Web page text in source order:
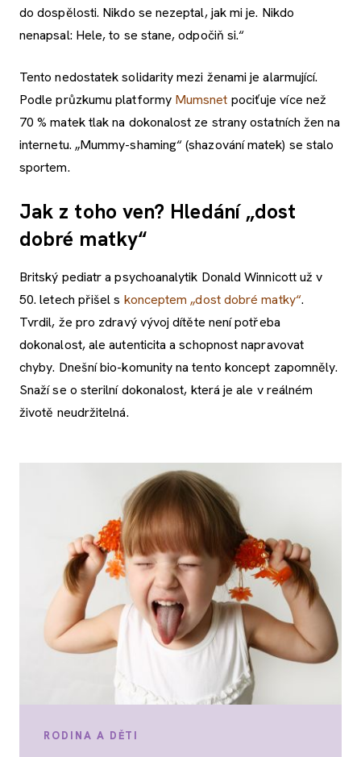
do dospělosti. Nikdo se nezeptal, jak mi je. Nikdo
nenapsal: Hele, to se stane, odpočiň si.“
Tento nedostatek solidarity mezi ženami je alarmující.
Podle průzkumu platformy Mumsnet pociťuje více než
70 % matek tlak na dokonalost ze strany ostatních žen na
internetu. „Mummy-shaming“ (shazování matek) se stalo
sportem.
Jak z toho ven? Hledání „dost
dobré matky“
Britský pediatr a psychoanalytik Donald Winnicott už v
50. letech přišel s konceptem „dost dobré matky“.
Tvrdil, že pro zdravý vývoj dítěte není potřeba
dokonalost, ale autenticita a schopnost napravovat
chyby. Dnešní bio-komunity na tento koncept zapomněly.
Snaží se o sterilní dokonalost, která je ale v reálném
životě neudržitelná.
RODINA A DĚTI